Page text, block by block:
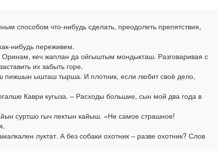
способом что-нибудь сделать, преодолеть препятствия,
нибудь переживем.
кеч жаплан да ойгыштым мондыкташ. Разговаривая с
их забыть горе.
пижшын ышташ тырша. И плотник, если любит своё дело,
Каври кугыза. – Расходы большие, сын мой два года в
суртшо гыч лектын кайыш. «Не самое страшное!
луктат. А без собаки охотник – разве охотник? Слов